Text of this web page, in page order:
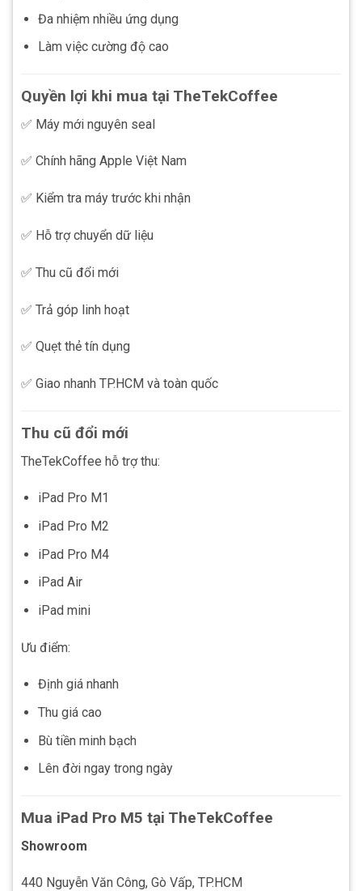
Đa nhiệm nhiều ứng dụng
Làm việc cường độ cao
Quyền lợi khi mua tại TheTekCoffee
✅ Máy mới nguyên seal
✅ Chính hãng Apple Việt Nam
✅ Kiểm tra máy trước khi nhận
✅ Hỗ trợ chuyển dữ liệu
✅ Thu cũ đổi mới
✅ Trả góp linh hoạt
✅ Quẹt thẻ tín dụng
✅ Giao nhanh TP.HCM và toàn quốc
Thu cũ đổi mới
TheTekCoffee hỗ trợ thu:
iPad Pro M1
iPad Pro M2
iPad Pro M4
iPad Air
iPad mini
Ưu điểm:
Định giá nhanh
Thu giá cao
Bù tiền minh bạch
Lên đời ngay trong ngày
Mua iPad Pro M5 tại TheTekCoffee
Showroom
440 Nguyễn Văn Công, Gò Vấp, TP.HCM